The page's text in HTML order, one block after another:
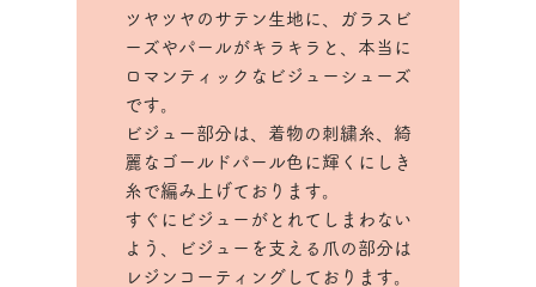
ツヤツヤのサテン生地に、ガラスビ
ーズやパールがキラキラと、本当に
ロマンティックなビジューシューズ
です。
ビジュー部分は、着物の刺繍糸、綺
麗なゴールドパール色に輝くにしき
糸で編み上げております。
すぐにビジューがとれてしまわない
よう、ビジューを支える爪の部分は
レジンコーティングしております。